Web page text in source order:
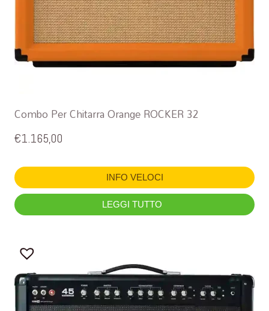
Combo Per Chitarra Orange ROCKER 32
€1.165,00
INFO VELOCI
LEGGI TUTTO